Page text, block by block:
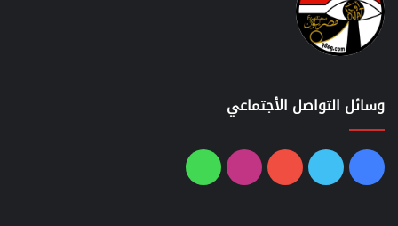
وسائل التواصل الأجتماعي
فيسبوك
تويتر يوتيوبانستقرامواتساب